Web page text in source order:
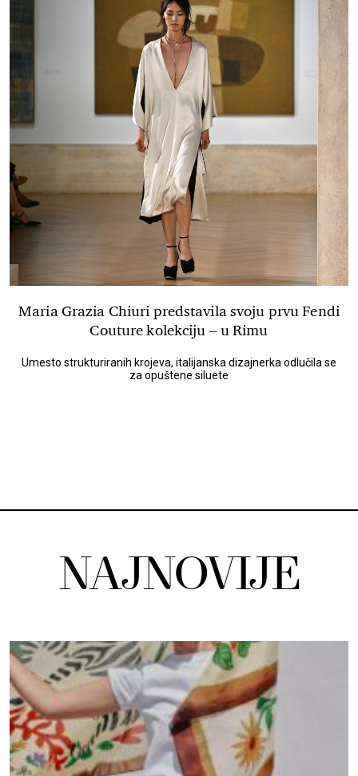
Maria Grazia Chiuri predstavila svoju prvu Fendi
Couture kolekciju – u Rimu
Umesto strukturiranih krojeva, italijanska dizajnerka odlučila se
za opuštene siluete
NAJNOVIJE